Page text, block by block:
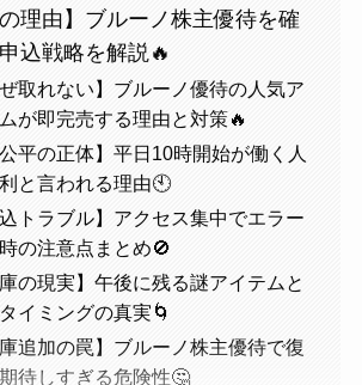
の理由】ブルーノ株主優待を確
込戦略を解説🔥
ぜ取れない】ブルーノ優待の人気ア
が即完売する理由と対策🔥
公平の正体】平日10時開始が働く人
と言われる理由🕙
込トラブル】アクセス集中でエラー
の注意点まとめ🚫
庫の現実】午後に残る謎アイテムと
イミングの真実🌀
庫追加の罠】ブルーノ株主優待で復
待しすぎる危険性🤔